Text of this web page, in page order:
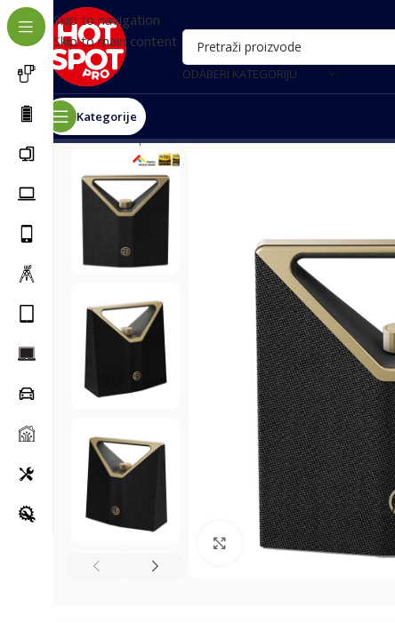
Skip to navigation
Skip to main content
ODABERI KATEGORIJU
Kategorije
Почетна/Oprema za telefone/Bluetooth zvučnici/
Klikni za uvećanje